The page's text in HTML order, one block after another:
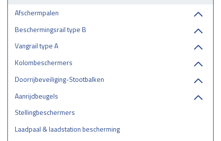
Afschermpalen
Beschermingsrail type B
Vangrail type A
Kolombeschermers
Doorrijbeveiliging-Stootbalken
Aanrijdbeugels
Stellingbeschermers
Laadpaal & laadstation bescherming